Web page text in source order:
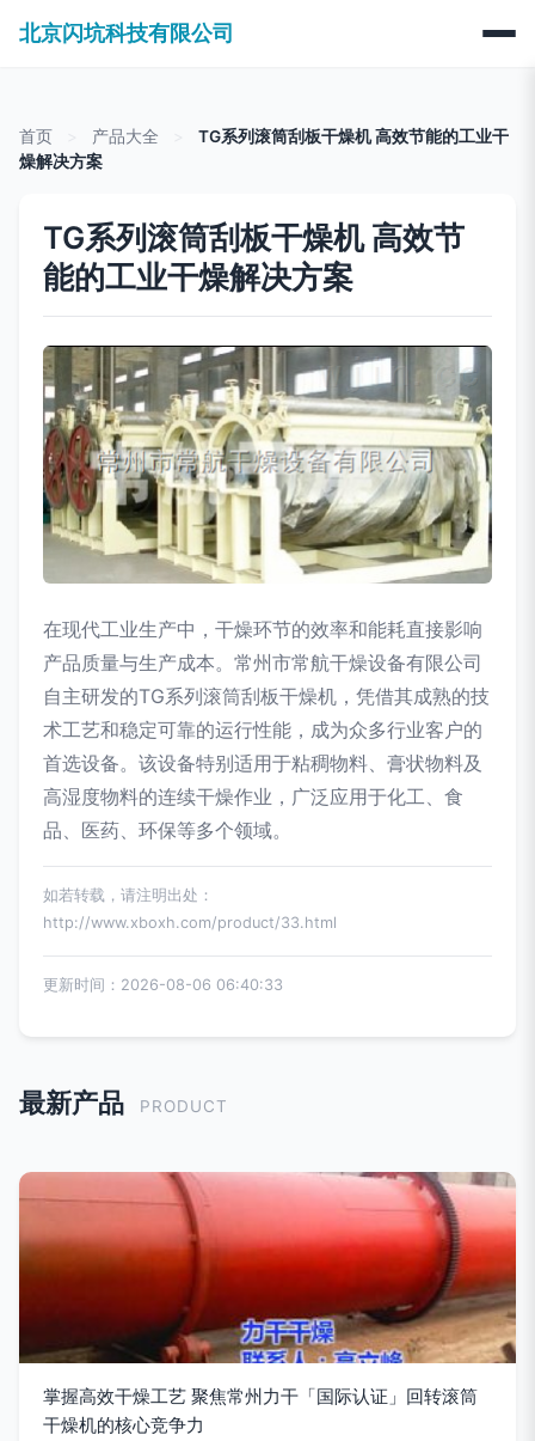
北京闪坑科技有限公司
首页 产品大全
TG系列滚筒刮板干燥机 高效节能的工业干
燥解决方案
TG系列滚筒刮板干燥机 高效节
能的工业干燥解决方案
在现代工业生产中，干燥环节的效率和能耗直接影响
产品质量与生产成本。常州市常航干燥设备有限公司
自主研发的TG系列滚筒刮板干燥机，凭借其成熟的技
术工艺和稳定可靠的运行性能，成为众多行业客户的
首选设备。该设备特别适用于粘稠物料、膏状物料及
高湿度物料的连续干燥作业，广泛应用于化工、食
品、医药、环保等多个领域。
如若转载，请注明出处：
http://www.xboxh.com/product/33.html
更新时间：2026-08-06 06:40:33
最新产品 PRODUCT
掌握高效干燥工艺 聚焦常州力干「国际认证」回转滚筒
干燥机的核心竞争力